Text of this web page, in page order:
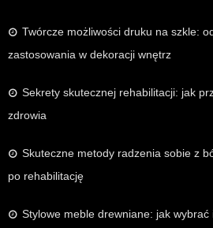
Twórcze możliwości druku na szkle:
zastosowania w dekoracji wnętrz
Sekrety skutecznej rehabilitacji: jak
zdrowia
Skuteczne metody radzenia sobie z
po rehabilitację
Stylowe meble drewniane: jak